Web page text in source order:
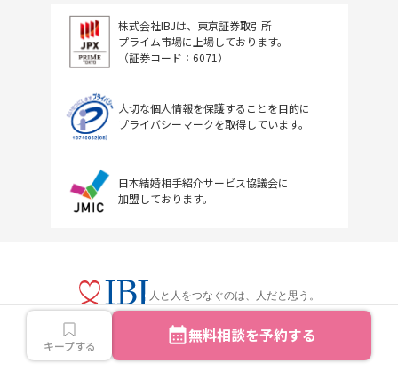
キープする 無料相談を予約する
株式会社IBJは、東京証券取引所
プライム市場に上場しております。
（証券コード：6071）
大切な個人情報を保護することを目的に
プライバシーマークを取得しています。
日本結婚相手紹介サービス協議会に
加盟しております。
人と人をつなぐのは、人だと思う。